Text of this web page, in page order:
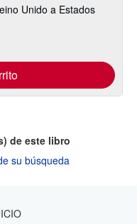
Unido a Estados
de este libro
su búsqueda